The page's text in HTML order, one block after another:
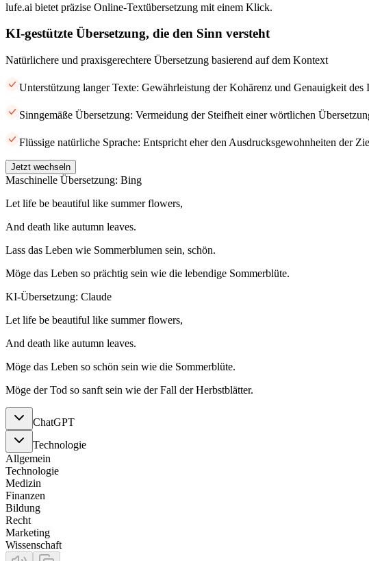
lufe.ai bietet präzise Online-Textübersetzung mit einem Klick.
KI-gestützte Übersetzung, die den Sinn versteht
Natürlichere und praxisgerechtere Übersetzung basierend auf dem Kontext
Unterstützung langer Texte: Gewährleistung der Kohärenz und Genauigkeit des
Sinngemäße Übersetzung: Vermeidung der Steifheit einer wörtlichen
Flüssige natürliche Sprache: Entspricht eher den Ausdrucksgewohnheiten der
Jetzt wechseln
Maschinelle Übersetzung: Bing
Let life be beautiful like summer flowers,
And death like autumn leaves.
Lass das Leben wie Sommerblumen sein, schön.
Möge das Leben so prächtig sein wie die lebendige Sommerblüte.
KI-Übersetzung: Claude
Let life be beautiful like summer flowers,
And death like autumn leaves.
Möge das Leben so schön sein wie die Sommerblüte.
Möge der Tod so sanft sein wie der Fall der Herbstblätter.
ChatGPT
Technologie
Allgemein
Technologie
Medizin
Finanzen
Bildung
Recht
Marketing
Wissenschaft